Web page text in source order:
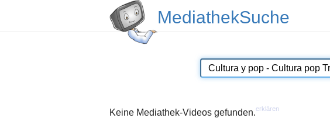
MediathekSuche
Keine Mediathek-Videos gefunden.erklären